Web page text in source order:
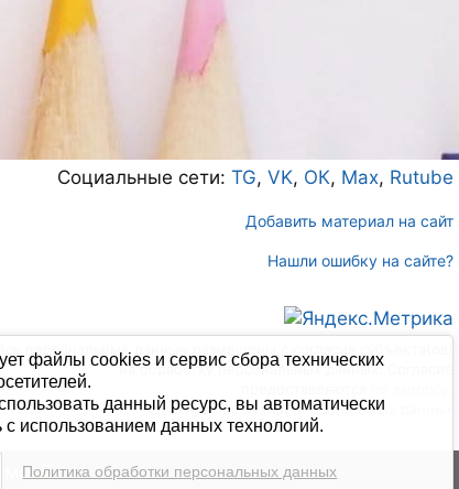
Социальные сети: TG, VK, ОК, Max, Rutube
Добавить материал на сайт
Нашли ошибку на сайте?
Все персональные данные размещены с согласия субъекта(ов)
на обработку персональных данных. Согласие
Политика обработки персональных данных
МО
файлы cookies и сервис сбора технических
данный ресурс, вы автоматически
с использованием данных технологий.
Политика обработки персональных данных